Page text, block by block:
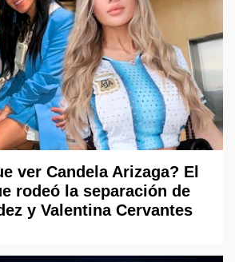
ver Candela Arizaga? El
rodeó la separación de
y Valentina Cervantes